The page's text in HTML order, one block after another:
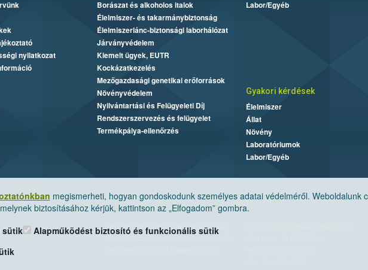
megismerheti, hogyan gondoskodunk személyes adatai védelméről. Weboldalunk
biztosításához kérjük, kattintson az „Elfogadom” gombra.
sütik
Alapműködést biztosító és funkcionális sütik
nyilatkozat
Borászat és alkoholos italok
Élelmiszer- és takarmánybiztonság
Élelmiszerlánc-biztonsági laborhálózat
Járványvédelem
Kiemelt ügyek, EUTR
Kockázatkezelés
Mezőgazdasági genetikai erőforrások
Növényvédelem
Nyilvántartási és Felügyeleti Díj
Rendszerszervezés és felügyelet
Termékpálya-ellenőrzés
Labor/Egyéb
Gyakori kérdések
Élelmiszer
Állat
Növény
Laboratóriumok
Labor/Egyéb
Nemzeti Élelmiszerlánc-biztonsági Hivatal